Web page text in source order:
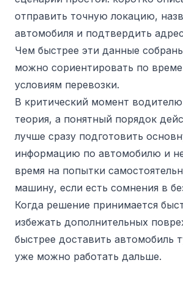
отправить точную локацию,
автомобиля и подтвердить
Чем быстрее эти данные
можно сориентировать по
условиям перевозки.
В критический момент
теория, а понятный порядок
лучше сразу подготовить
информацию по автомобилю и
время на попытки
машину, если есть сомнения в
Когда решение принимается
избежать дополнительных
быстрее доставить автомобиль
уже можно работать дальше.